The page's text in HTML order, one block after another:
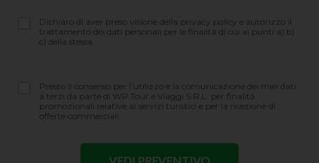
Dichiaro di aver preso visione della privacy policy e autorizzo il
trattamento dei dati personali per le finalità di cui ai punti a) b)
c) della stessa.
Presto il consenso per l’utilizzo e la comunicazione dei miei dati
a terzi da parte di WP Tour e Viaggi S.R.L. per finalità
promozionali relative ai servizi turistici e per la ricezione di
offerte commerciali.